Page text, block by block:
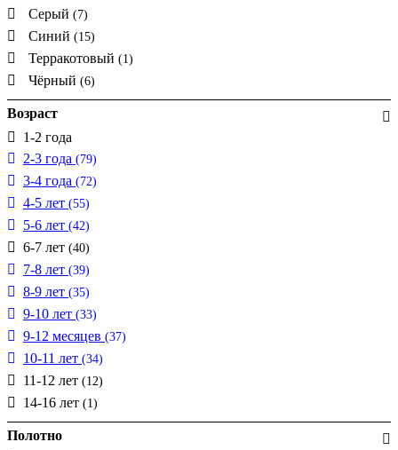
Серый (7)
Синий (15)
Терракотовый (1)
Чёрный (6)
Возраст
1-2 года
2-3 года (79)
3-4 года (72)
4-5 лет (55)
5-6 лет (42)
6-7 лет (40)
7-8 лет (39)
8-9 лет (35)
9-10 лет (33)
9-12 месяцев (37)
10-11 лет (34)
11-12 лет (12)
14-16 лет (1)
Полотно